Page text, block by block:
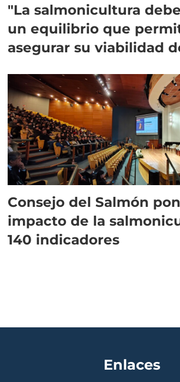
"La salmonicultura
un equilibrio que
asegurar su viabilidad
Consejo del Salmón
impacto de la
140 indicadores
Enlaces